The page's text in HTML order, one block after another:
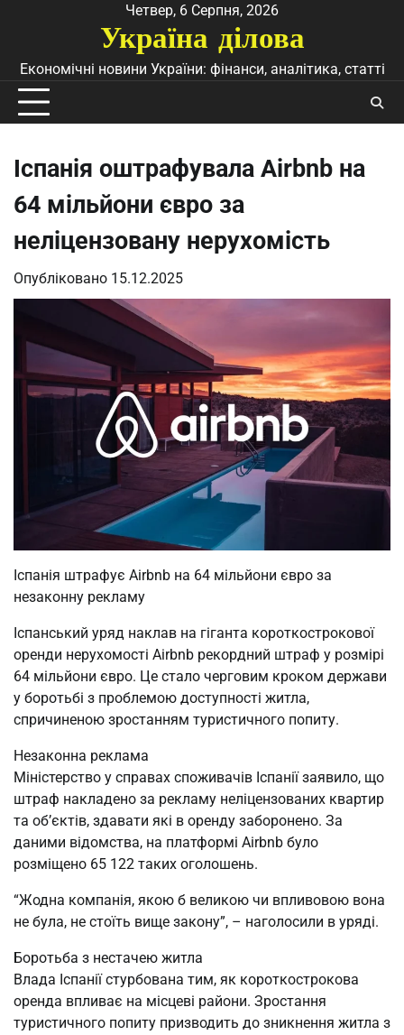
Четвер, 6 Серпня, 2026
Україна ділова
Економічні новини України: фінанси, аналітика, статті
Іспанія оштрафувала Airbnb на
64 мільйони євро за
неліцензовану нерухомість
Опубліковано 15.12.2025
Іспанія штрафує Airbnb на 64 мільйони євро за
незаконну рекламу
Іспанський уряд наклав на гіганта короткострокової
оренди нерухомості Airbnb рекордний штраф у розмірі
64 мільйони євро. Це стало черговим кроком держави
у боротьбі з проблемою доступності житла,
спричиненою зростанням туристичного попиту.
Незаконна реклама
Міністерство у справах споживачів Іспанії заявило, що
штраф накладено за рекламу неліцензованих квартир
та об’єктів, здавати які в оренду заборонено. За
даними відомства, на платформі Airbnb було
розміщено 65 122 таких оголошень.
“Жодна компанія, якою б великою чи впливовою вона
не була, не стоїть вище закону”, – наголосили в уряді.
Боротьба з нестачею житла
Влада Іспанії стурбована тим, як короткострокова
оренда впливає на місцеві райони. Зростання
туристичного попиту призводить до зникнення житла з